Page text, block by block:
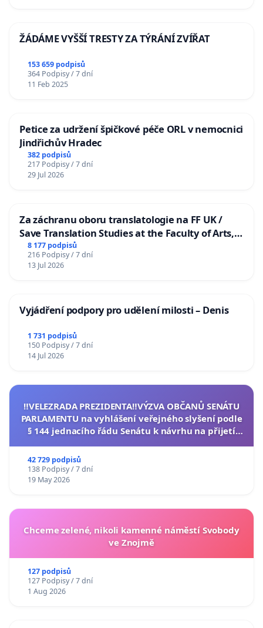
ŽÁDÁME VYŠŠÍ TRESTY ZA TÝRÁNÍ ZVÍŘAT
153 659 podpisů
364 Podpisy / 7 dní
11 Feb 2025
Petice za udržení špičkové péče ORL v nemocnici
Jindřichův Hradec
382 podpisů
217 Podpisy / 7 dní
29 Jul 2026
Za záchranu oboru translatologie na FF UK /
Save Translation Studies at the Faculty of Arts,
Charles University
8 177 podpisů
216 Podpisy / 7 dní
13 Jul 2026
Vyjádření podpory pro udělení milosti – Denis
1 731 podpisů
150 Podpisy / 7 dní
14 Jul 2026
‼️VELEZRADA PREZIDENTA‼️VÝZVA OBČANŮ SENÁTU
PARLAMENTU na vyhlášení veřejného slyšení podle
§ 144 jednacího řádu Senátu k návrhu na přijetí
42 729 podpisů
138 Podpisy / 7 dní
19 May 2026
Chceme zelené, nikoli kamenné náměstí Svobody
ve Znojmě
127 podpisů
127 Podpisy / 7 dní
1 Aug 2026